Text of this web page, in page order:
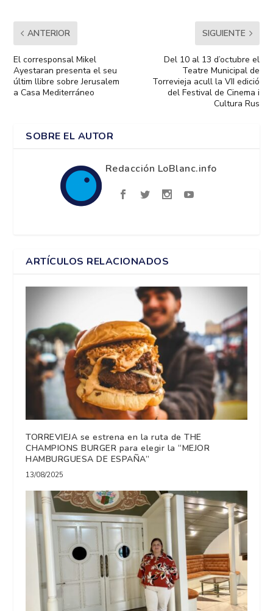
ANTERIOR
El corresponsal Mikel
Ayestaran presenta el seu
últim llibre sobre Jerusalem
a Casa Mediterráneo
SIGUIENTE
Del 10 al 13 d’octubre el
Teatre Municipal de
Torrevieja acull la VII edició
del Festival de Cinema i
Cultura Rus
SOBRE EL AUTOR
Redacción LoBlanc.info
ARTÍCULOS RELACIONADOS
TORREVIEJA se estrena en la ruta de THE
CHAMPIONS BURGER para elegir la “MEJOR
HAMBURGUESA DE ESPAÑA”
13/08/2025